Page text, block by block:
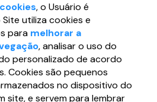
, o Usuário é
utiliza cookies e
para melhorar a
, analisar o uso do
personalizado de acordo
Cookies são pequenos
no dispositivo do
site, e servem para lembrar